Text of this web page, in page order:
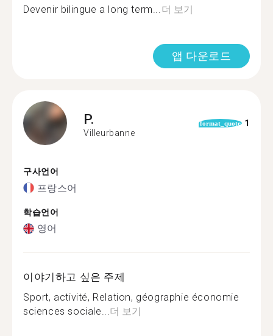
Devenir bilingue a long term...더 보기
앱 다운로드
P.
Villeurbanne
format_quote 1
구사언어
프랑스어
학습언어
영어
이야기하고 싶은 주제
Sport, activité, Relation, géographie économie
sciences sociale...더 보기